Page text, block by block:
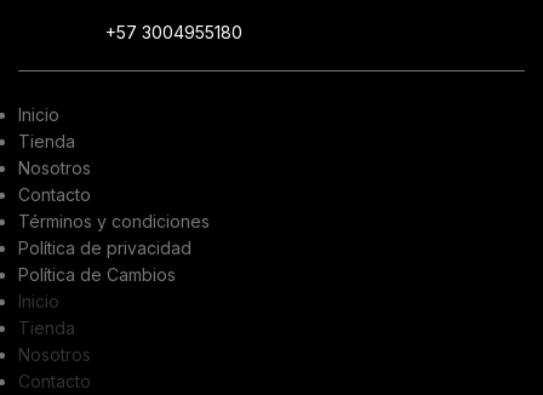
+57 3004955180
Inicio
Tienda
Nosotros
Contacto
Términos y condiciones
Política de privacidad
Política de Cambios
Inicio
Tienda
Nosotros
Contacto